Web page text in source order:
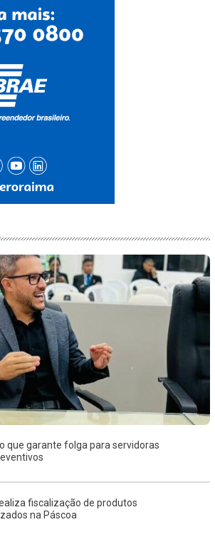
que garante folga para servidoras
fiscalização de produtos
na Páscoa